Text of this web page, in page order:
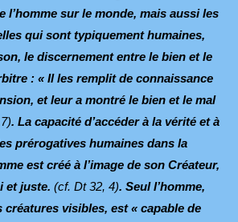
l’homme sur le monde, mais aussi les
qui sont typiquement humaines,
le discernement entre le bien et le
: « Il les remplit de connaissance
et leur a montré le bien et le mal
. La capacité d’accéder à la vérité et à
prérogatives humaines dans la
est créé à l’image de son Créateur,
et juste. (cf. Dt 32, 4). Seul l’homme,
créatures visibles, est « capable de